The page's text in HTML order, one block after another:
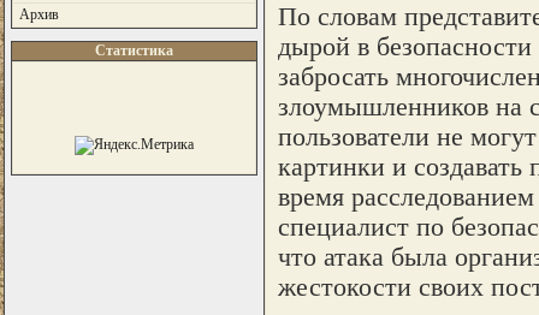
Архив
Статистика
По словам
дырой в
забросать
злоумышленников на
пользователи не
картинки и
время
специалист по
что атака была
жестокости своих